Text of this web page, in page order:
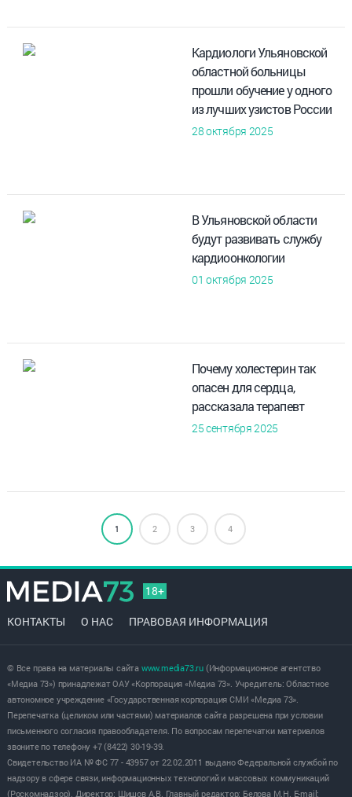
Кардиологи Ульяновской
областной больницы
прошли обучение у одного
из лучших узистов России
28 октября 2025
В Ульяновской области
будут развивать службу
кардиоонкологии
01 октября 2025
Почему холестерин так
опасен для сердца,
рассказала терапевт
25 сентября 2025
1 2 3 4
18+
КОНТАКТЫ О НАС ПРАВОВАЯ ИНФОРМАЦИЯ
© Все права на материалы сайта www.media73.ru(Информационное агентство
«Медиа 73») принадлежат ОАУ «Корпорация «Медиа 73». Учредитель: Областное
автономное учреждение «Государственная корпорация СМИ «Медиа 73».
Перепечатка (целиком или частями) материалов сайта разрешена при условии
письменного согласия правообладателя. По вопросам перепечатки материалов
звоните по телефону +7 (8422) 30-19-39.
Свидетельство ИА № ФС 77 - 43957 от 22.02.2011 выдано Федеральной службой по
надзору в сфере связи, информационных технологий и массовых коммуникаций
(Роскомнадзор). Директор: Шишов А.В. Главный редактор: Белова М.Н. E-mail: